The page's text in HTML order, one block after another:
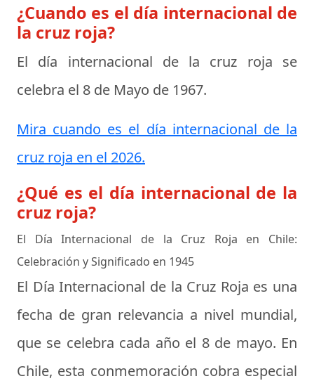
¿Cuando es el día internacional de
la cruz roja?
El día internacional de la cruz roja se
celebra el 8 de Mayo de 1967.
Mira cuando es el día internacional de la
cruz roja en el 2026.
¿Qué es el día internacional de la
cruz roja?
El Día Internacional de la Cruz Roja en Chile:
Celebración y Significado en 1945
El Día Internacional de la Cruz Roja es una
fecha de gran relevancia a nivel mundial,
que se celebra cada año el 8 de mayo. En
Chile, esta conmemoración cobra especial